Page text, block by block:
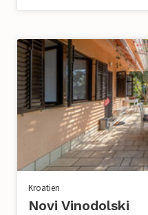
Kroatien
Novi Vinodolski